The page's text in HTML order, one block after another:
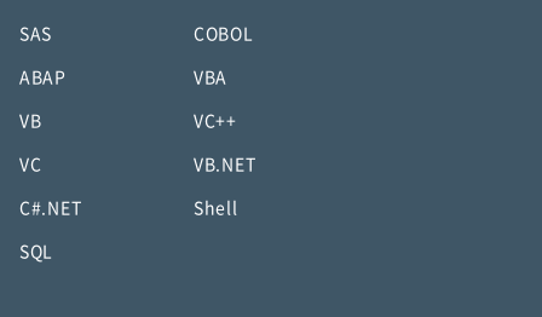
SAS COBOL
ABAP VBA
VB VC++
VC VB.NET
C#.NET Shell
SQL